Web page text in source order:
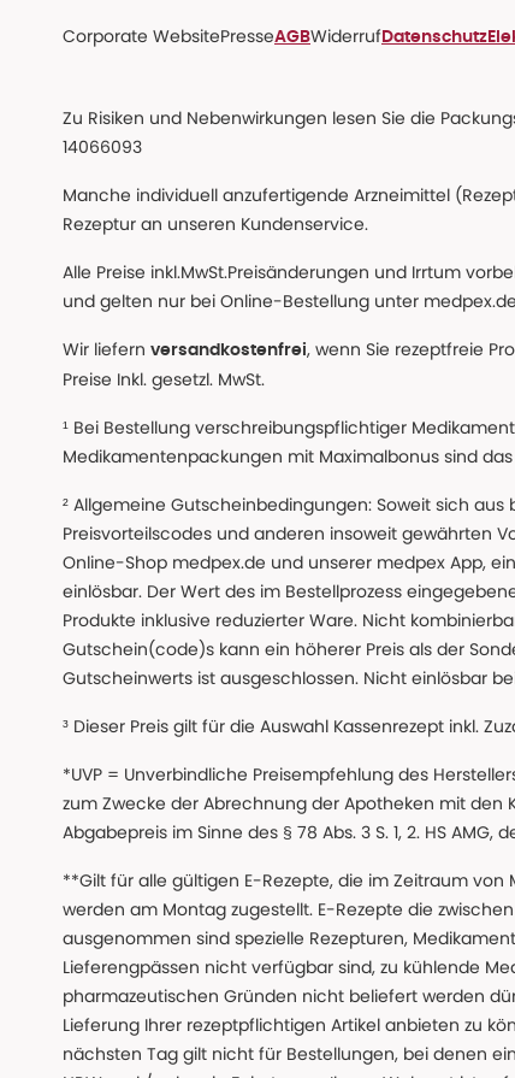
Corporate WebsitePresseAGBWiderruf Datenschutz
Zu Risiken und Nebenwirkungen lesen Sie die
14066093
Manche individuell anzufertigende Arzneimittel
Rezeptur an unseren Kundenservice.
Alle Preise inkl.MwSt.Preisänderungen und Irrtum
und gelten nur bei Online-Bestellung unter
Wir liefern versandkostenfrei, wenn Sie rezeptfreie
Preise Inkl. gesetzl. MwSt.
¹ Bei Bestellung verschreibungspflichtiger
Medikamentenpackungen mit Maximalbonus sind
² Allgemeine Gutscheinbedingungen: Soweit sich
Preisvorteilscodes und anderen insoweit gewährten
Online-Shop medpex.de und unserer medpex App,
einlösbar. Der Wert des im Bestellprozess
Produkte inklusive reduzierter Ware. Nicht
Gutschein(code)s kann ein höherer Preis als der
Gutscheinwerts ist ausgeschlossen. Nicht einlösbar
³ Dieser Preis gilt für die Auswahl Kassenrezept inkl.
*UVP = Unverbindliche Preisempfehlung des
zum Zwecke der Abrechnung der Apotheken mit den
Abgabepreis im Sinne des § 78 Abs. 3 S. 1, 2. HS
**Gilt für alle gültigen E-Rezepte, die im Zeitraum von
werden am Montag zugestellt. E-Rezepte die
ausgenommen sind spezielle Rezepturen,
Lieferengpässen nicht verfügbar sind, zu kühlende
pharmazeutischen Gründen nicht beliefert werden
Lieferung Ihrer rezeptpflichtigen Artikel anbieten zu
nächsten Tag gilt nicht für Bestellungen, bei denen